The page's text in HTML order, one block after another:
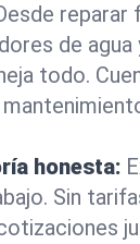
reparar
de agua
todo.
honesta:
Sin